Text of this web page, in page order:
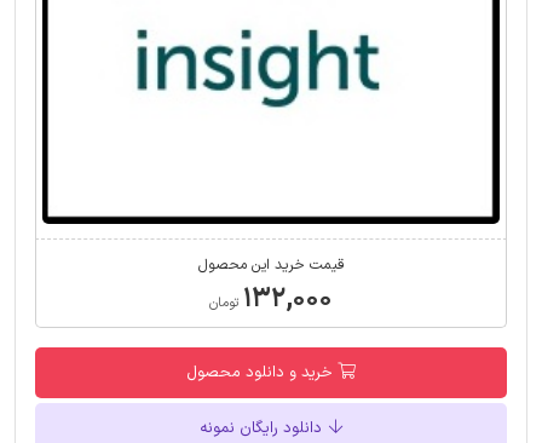
قیمت خرید این محصول
۱۳۲,۰۰۰ تومان
خرید و دانلود محصول
دانلود رایگان نمونه